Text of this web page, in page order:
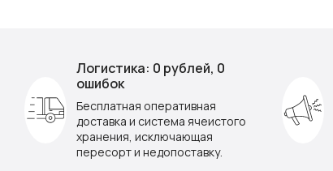
Логистика: 0 рублей, 0
ошибок
Бесплатная оперативная
доставка и система ячеистого
хранения, исключающая
пересорт и недопоставку.